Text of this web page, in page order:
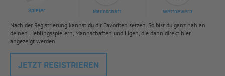
Spieler Mannschaft Wettbewerb
Nach der Registrierung kannst du dir Favoriten setzen. So bist du ganz nah an
deinen Lieblingsspielern, Mannschaften und Ligen, die dann direkt hier
angezeigt werden.
JETZT REGISTRIEREN